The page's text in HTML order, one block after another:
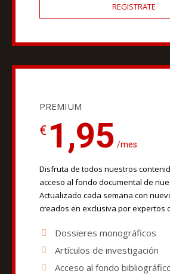
REGISTRATE
PREMIUM
€ 1,95 /mes
Disfruta de todos nuestros
acceso al fondo documental de
Actualizado cada semana con
creados en exclusiva por expertos
Dossieres monográficos
Artículos de investigación
Acceso al fondo